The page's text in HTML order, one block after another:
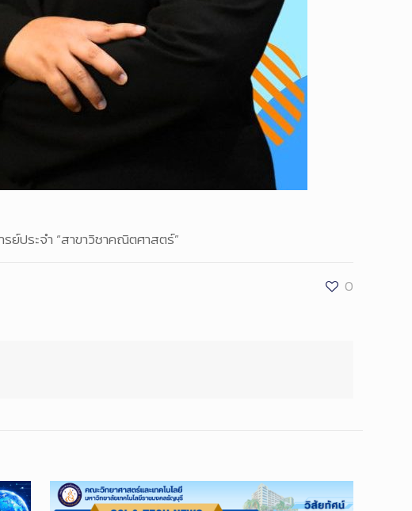
รย์ประจำ “สาขาวิชาคณิตศาสตร์”
0